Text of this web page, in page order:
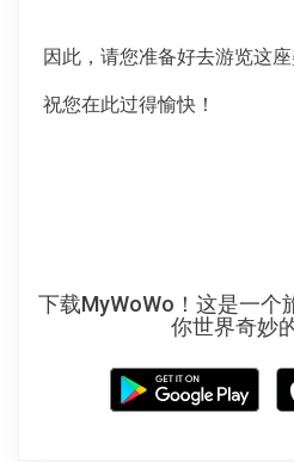
因此，请您准备好去游览这座
祝您在此过得愉快！
下载MyWoWo！这是一个
你世界奇妙